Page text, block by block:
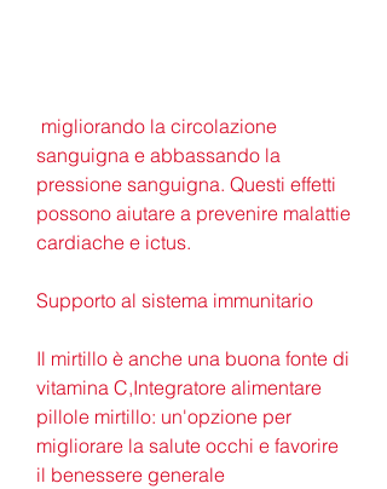
sanguigna e abbassando la
pressione sanguigna. Questi effetti
possono aiutare a prevenire malattie
cardiache e ictus.
Supporto al sistema immunitario
Il mirtillo è anche una buona fonte di
vitamina C,Integratore alimentare
pillole mirtillo: un'opzione per
migliorare la salute occhi e favorire
il benessere generale